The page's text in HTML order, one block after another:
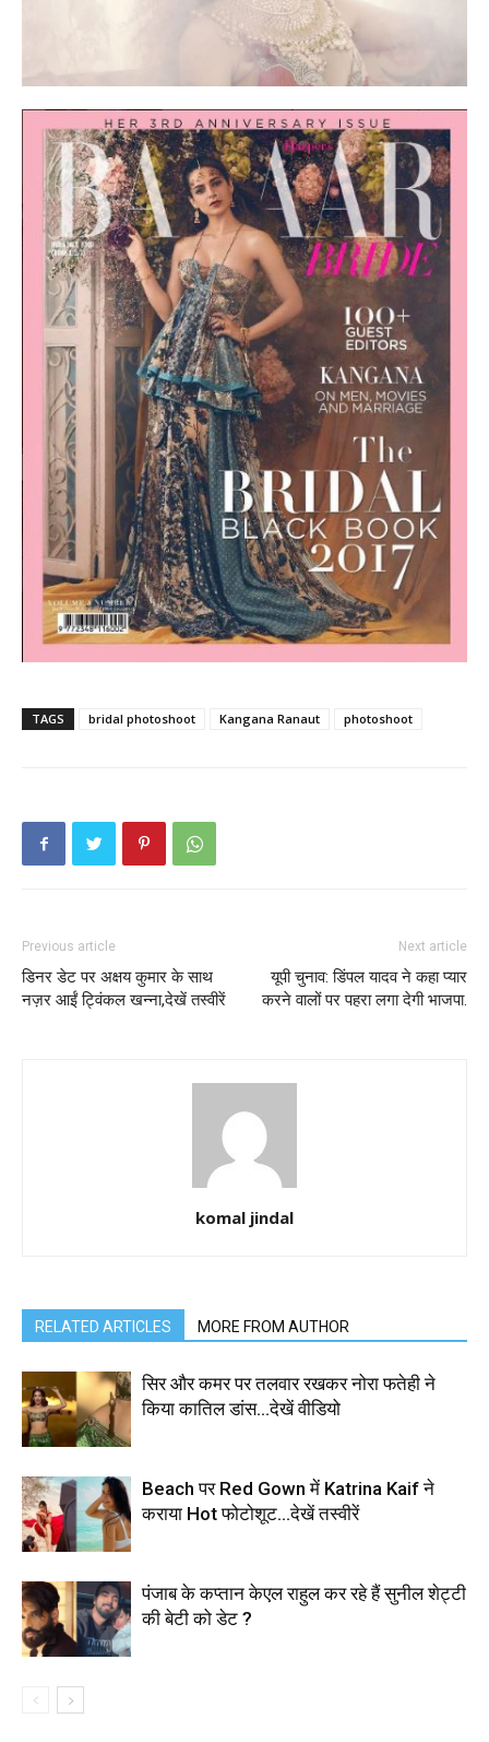
TAGS bridal photoshoot Kangana Ranaut photoshoot
Previous article
डिनर डेट पर अक्षय कुमार के साथ
नज़र आईं ट्विंकल खन्ना,देखें तस्वीरें
Next article
यूपी चुनाव: डिंपल यादव ने कहा प्यार
करने वालों पर पहरा लगा देगी भाजपा.
komal jindal
RELATED ARTICLES MORE FROM AUTHOR
सिर और कमर पर तलवार रखकर नोरा फतेही ने
किया कातिल डांस…देखें वीडियो
Beach पर Red Gown में Katrina Kaif ने
कराया Hot फोटोशूट…देखें तस्वीरें
पंजाब के कप्तान केएल राहुल कर रहे हैं सुनील शेट्टी
की बेटी को डेट ?